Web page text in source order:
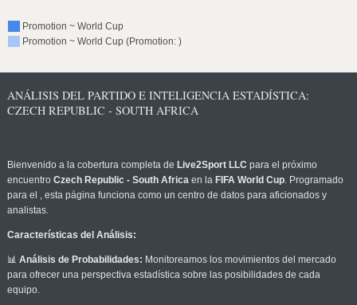
Promotion ~ World Cup
Promotion ~ World Cup (Promotion: )
ANÁLISIS DEL PARTIDO E INTELIGENCIA ESTADÍSTICA:
CZECH REPUBLIC - SOUTH AFRICA
Bienvenido a la cobertura completa de Live2Sport LLC para el próximo
encuentro Czech Republic - South Africaen la FIFA World Cup. Programado
para el , esta página funciona como un centro de datos para aficionados y
analistas.
Características del Análisis:
📊 Análisis de Probabilidades: Monitoreamos los movimientos del mercado
para ofrecer una perspectiva estadística sobre las posibilidades de cada
equipo.